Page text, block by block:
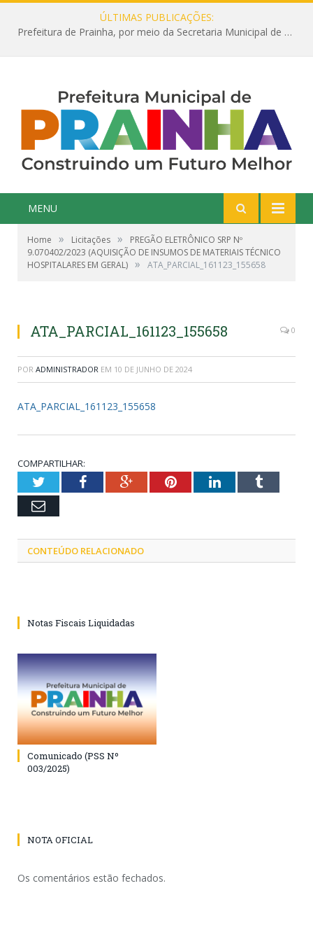
ÚLTIMAS PUBLICAÇÕES:
Prefeitura de Prainha, por meio da Secretaria Municipal de Educação, abre 354 vagas na área da Educação para 2025 com processo seletivo simplificado
MENU
Home » Licitações »
PREGÃO ELETRÔNICO SRP Nº
9.070402/2023 (AQUISIÇÃO DE INSUMOS DE MATERIAIS TÉCNICO
HOSPITALARES EM GERAL) » ATA_PARCIAL_161123_155658
ATA_PARCIAL_161123_155658 0
POR ADMINISTRADOR EM 10 DE JUNHO DE 2024
ATA_PARCIAL_161123_155658
COMPARTILHAR:
TwitterFacebookGoogle+PinterestLinkedInTumblr
Email
CONTEÚDO RELACIONADO
Notas Fiscais Liquidadas
Comunicado (PSS Nº
003/2025)
NOTA OFICIAL
Os comentários estão fechados.